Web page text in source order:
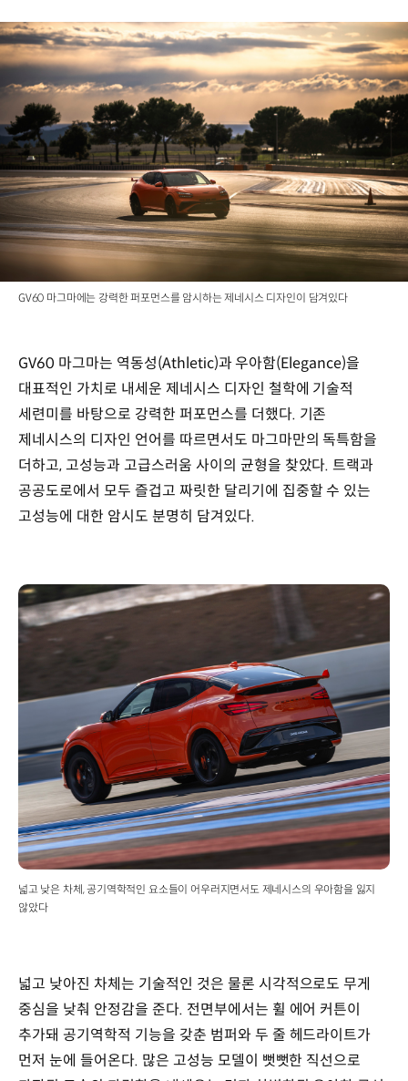
GV60 마그마에는 강력한 퍼포먼스를 암시하는 제네시스 디자인이 담겨있다
GV60 마그마는 역동성(Athletic)과 우아함(Elegance)을
대표적인 가치로 내세운 제네시스 디자인 철학에 기술적
세련미를 바탕으로 강력한 퍼포먼스를 더했다. 기존
제네시스의 디자인 언어를 따르면서도 마그마만의 독특함을
더하고, 고성능과 고급스러움 사이의 균형을 찾았다. 트랙과
공공도로에서 모두 즐겁고 짜릿한 달리기에 집중할 수 있는
고성능에 대한 암시도 분명히 담겨있다.
넓고 낮은 차체, 공기역학적인 요소들이 어우러지면서도 제네시스의 우아함을 잃지
않았다
넓고 낮아진 차체는 기술적인 것은 물론 시각적으로도 무게
중심을 낮춰 안정감을 준다. 전면부에서는 휠 에어 커튼이
추가돼 공기역학적 기능을 갖춘 범퍼와 두 줄 헤드라이트가
먼저 눈에 들어온다. 많은 고성능 모델이 뻣뻣한 직선으로